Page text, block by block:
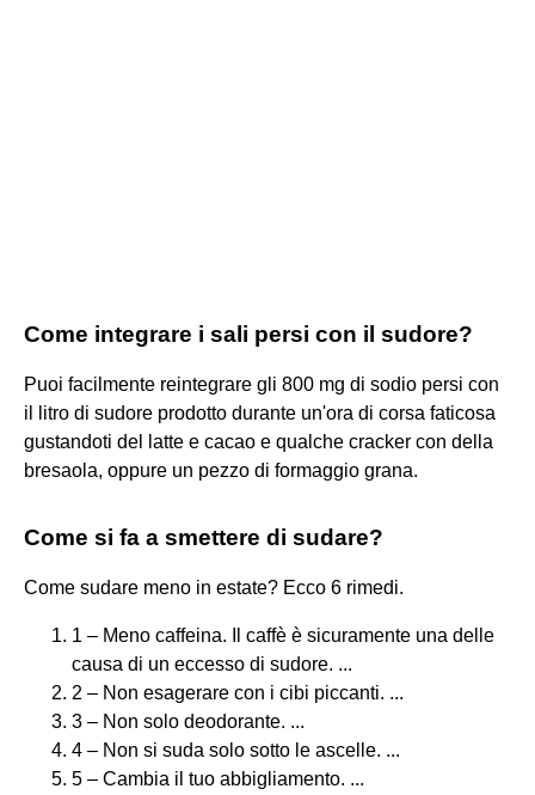
Come integrare i sali persi con il sudore?
Puoi facilmente reintegrare gli 800 mg di sodio persi con
il litro di sudore prodotto durante un'ora di corsa faticosa
gustandoti del latte e cacao e qualche cracker con della
bresaola, oppure un pezzo di formaggio grana.
Come si fa a smettere di sudare?
Come sudare meno in estate? Ecco 6 rimedi.
1 – Meno caffeina. Il caffè è sicuramente una delle
causa di un eccesso di sudore. ...
2 – Non esagerare con i cibi piccanti. ...
3 – Non solo deodorante. ...
4 – Non si suda solo sotto le ascelle. ...
5 – Cambia il tuo abbigliamento. ...